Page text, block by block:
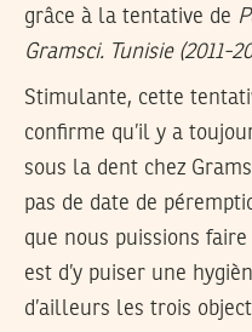
grâce à la tentative de
Gramsci. Tunisie (2011-
Stimulante, cette
confirme qu’il y a
sous la dent chez
pas de date de
que nous puissions
est d’y puiser une
d’ailleurs les trois